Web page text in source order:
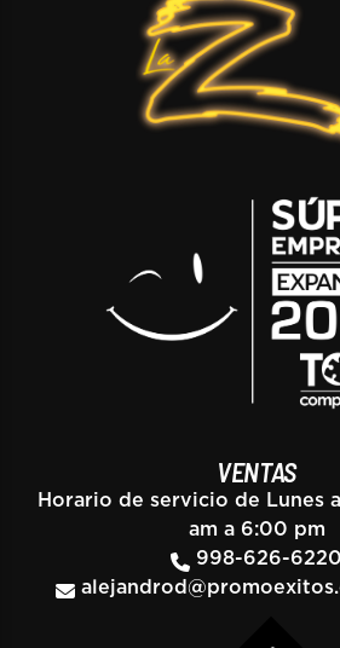
VENTAS
Horario de servicio de Lunes
am a 6:00 pm
998-626-6220